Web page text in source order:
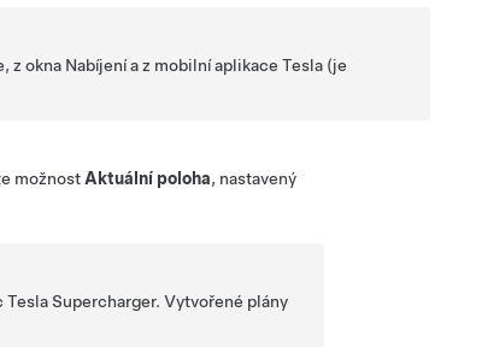
okna Nabíjení a z mobilní aplikace Tesla (je
možnost Aktuální poloha, nastavený
Supercharger. Vytvořené plány